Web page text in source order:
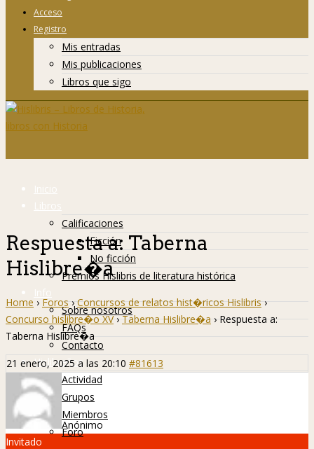
Acceso
Registro
Mis entradas
Mis publicaciones
Libros que sigo
Inicio
Libros
Calificaciones
Ficción
No ficción
Premios Hislibris de literatura histórica
Info
Sobre nosotros
FAQs
Contacto
Hislibreños
Actividad
Grupos
Miembros
Foro
Respuesta a: Taberna
Hislibre�a
Home › Foros › Concursos de relatos hist�ricos Hislibris ›
Concurso hislibre�o XV › Taberna Hislibre�a › Respuesta a:
Taberna Hislibre�a
21 enero, 2025 a las 20:10 #81613
Anónimo
Invitado